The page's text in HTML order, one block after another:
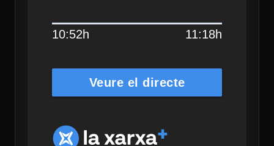
10:52h 11:18h
Veure el directe